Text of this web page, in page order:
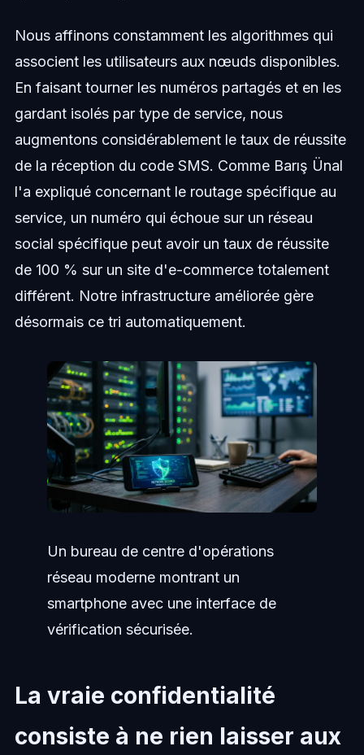
Nous affinons constamment les algorithmes qui
associent les utilisateurs aux nœuds disponibles.
En faisant tourner les numéros partagés et en les
gardant isolés par type de service, nous
augmentons considérablement le taux de réussite
de la réception du code SMS. Comme Barış Ünal
l'a expliqué concernant le routage spécifique au
service, un numéro qui échoue sur un réseau
social spécifique peut avoir un taux de réussite
de 100 % sur un site d'e-commerce totalement
différent. Notre infrastructure améliorée gère
désormais ce tri automatiquement.
Un bureau de centre d'opérations
réseau moderne montrant un
smartphone avec une interface de
vérification sécurisée.
La vraie confidentialité
consiste à ne rien laisser aux